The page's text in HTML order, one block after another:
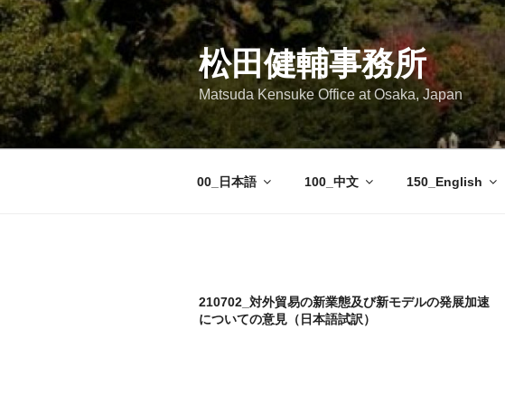
コ
ン
テ
ン
ツ
へ
ス
松田健輔事務所
Matsuda Kensuke Office at Osaka, Japan
00_日本語 100_中文 150_English
210702_対外貿易の新業態及び新モデルの発展加速
についての意見（日本語試訳）